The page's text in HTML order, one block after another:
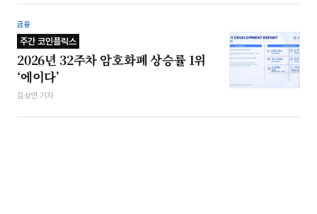
금융
주간 코인플릭스
2026년 32주차 암호화폐 상승률 1위
‘에이다’
김상연 기자